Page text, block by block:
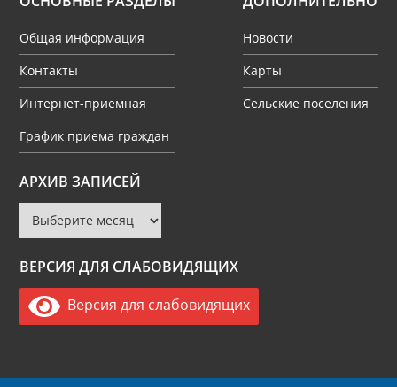
Общая информация
Контакты
Интернет-приемная
График приема граждан
Новости
Карты
Сельские поселения
АРХИВ ЗАПИСЕЙ
Архив
записей
ВЕРСИЯ ДЛЯ СЛАБОВИДЯЩИХ
Версия для слабовидящих